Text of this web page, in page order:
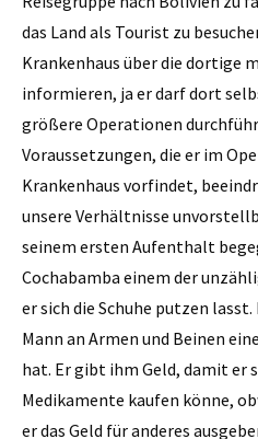
das Land als Tourist zu
Krankenhaus über die dortige
informieren, ja er darf dort
größere Operationen
Voraussetzungen, die er im
Krankenhaus vorfindet,
unsere Verhältnisse
seinem ersten Aufenthalt
Cochabamba einem der
er sich die Schuhe putzen
Mann an Armen und Beinen
hat. Er gibt ihm Geld, damit er
Medikamente kaufen könne,
er das Geld für anderes